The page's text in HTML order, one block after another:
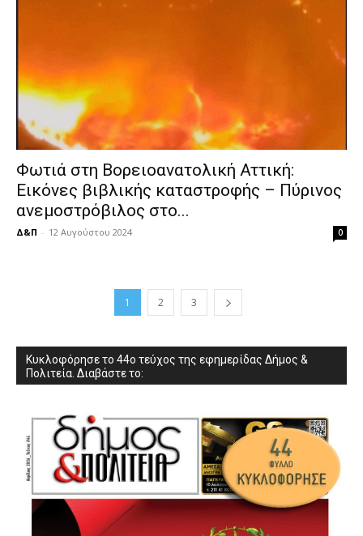
Φωτιά στη Βορειοανατολική Αττική:
Εικόνες βιβλικής καταστροφής – Πύρινος
ανεμοστρόβιλος στο...
Δ&Π - 12 Αυγούστου 2024 0
1 2 3
Κυκλοφόρησε το 44ο τεύχος της εφημερίδας Δήμος &
Πολιτεία. Διαβάστε το: